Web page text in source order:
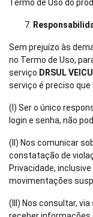
Termo de Uso do
Sem prejuízo às
no Termo de Uso,
serviço DRSUL
serviço é preciso
(I) Ser o único
login e senha, não
(II) Nos comunicar
constatação de
Privacidade,
movimentações
(III) Nos consultar,